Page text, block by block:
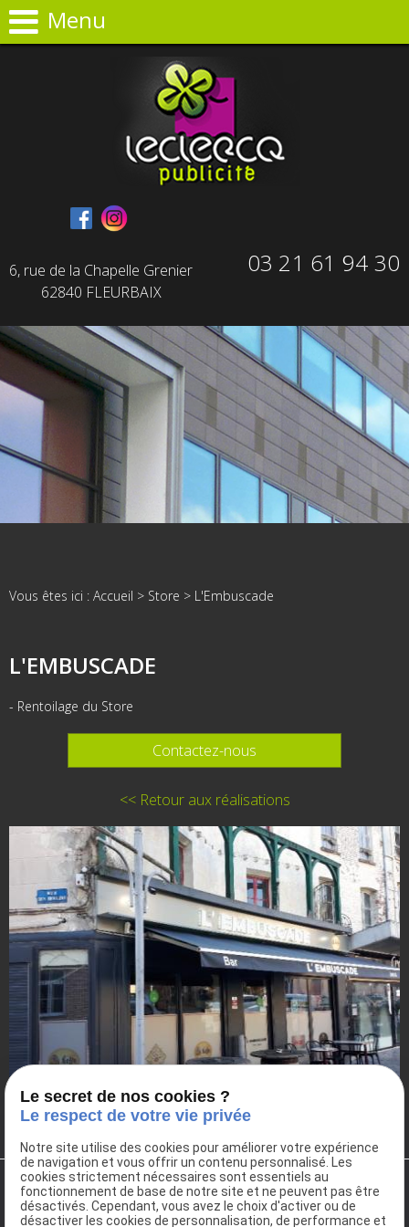
Menu
6, rue de la Chapelle Grenier
62840 FLEURBAIX
03 21 61 94 30
Vous êtes ici : Accueil > Store > L'Embuscade
L'EMBUSCADE
- Rentoilage du Store
Contactez-nous
<< Retour aux réalisations
Panneau de gestion des cookies
Le secret de nos cookies ?
Le respect de votre vie privée
Notre site utilise des cookies pour améliorer votre expérience
de navigation et vous offrir un contenu personnalisé. Les
cookies strictement nécessaires sont essentiels au
fonctionnement de base de notre site et ne peuvent pas être
désactivés. Cependant, vous avez le choix d'activer ou de
désactiver les cookies de personnalisation, de performance et